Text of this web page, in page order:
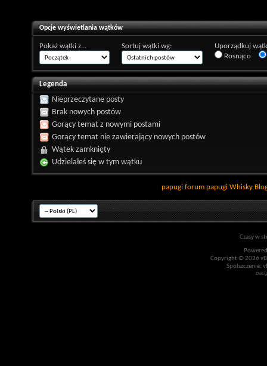
Opcje wyświetlania wątków
Pokaż wątki z... Sortuj wątki wg:
Uporządkuj
Rosnąco
Legenda
Nieprzeczytane posty
Brak nowych postów
Gorący temat z nowymi postami
Gorący temat nie zawierający nowych postów
Wątek zamknięty
Udzielałeś się w tym wątku
papugi forum papugi Whisky
Czasy w
Copyright © 2026
Spolszczenie: